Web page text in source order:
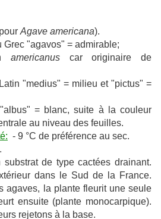
Agave americana).
Grec "agavos" = admirable;
americanus car originaire de
"medius" = milieu et "pictus" =
= blanc, suite à la couleur
au niveau des feuilles.
- 9 °C de préférence au sec.
substrat de type cactées drainant.
dans le Sud de la France.
agaves, la plante fleurit une seule
ensuite (plante monocarpique).
rejetons à la base.